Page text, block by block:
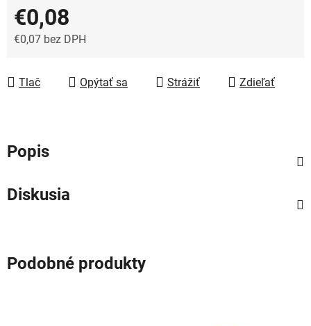
€0,08
€0,07 bez DPH
Tlač
Opýtať sa Strážiť Zdieľať
Popis
Diskusia
Podobné produkty